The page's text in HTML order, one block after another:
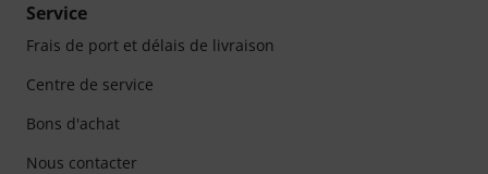
Service
Frais de port et délais de livraison
Centre de service
Bons d'achat
Nous contacter